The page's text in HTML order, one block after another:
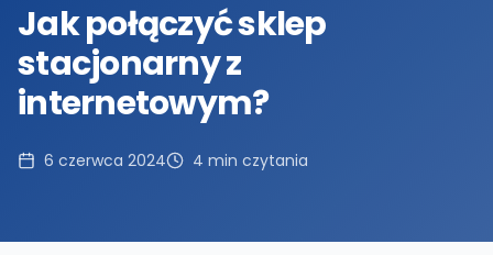
Jak połączyć sklep
stacjonarny z
internetowym?
6 czerwca 2024 4 min czytania